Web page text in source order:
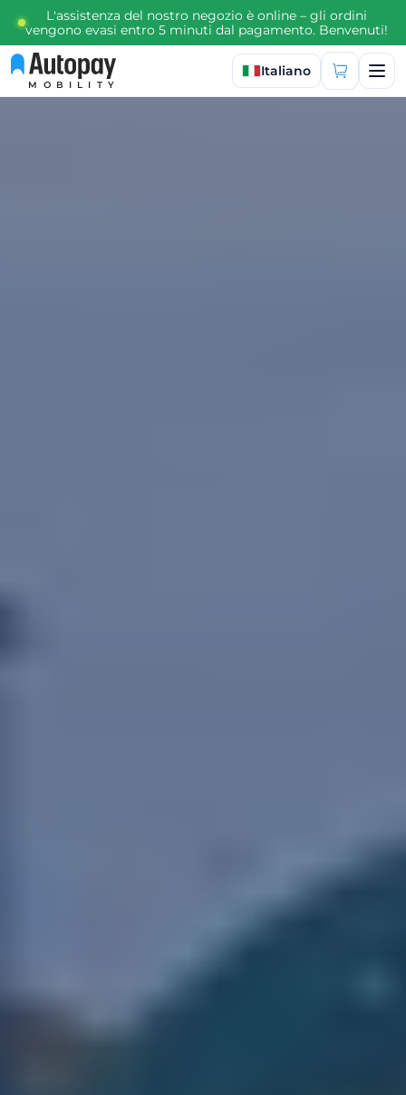
L'assistenza del nostro negozio è online – gli ordini
vengono evasi entro 5 minuti dal pagamento. Benvenuti!
MOBILITY
Seleziona lingua
Italiano